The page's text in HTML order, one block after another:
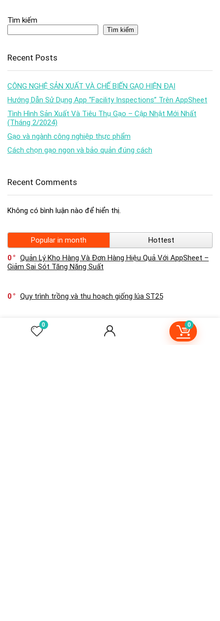
0 0
Tìm kiếm
Tìm kiếm
Recent Posts
CÔNG NGHỆ SẢN XUẤT VÀ CHẾ BIẾN GẠO HIỆN ĐẠI
Hướng Dẫn Sử Dụng App “Facility Inspections” Trên AppSheet
Tình Hình Sản Xuất Và Tiêu Thụ Gạo – Cập Nhật Mới Nhất
(Tháng 2/2024)
Gạo và ngành công nghiệp thực phẩm
Cách chọn gạo ngon và bảo quản đúng cách
Recent Comments
Không có bình luận nào để hiển thị.
Popular in month
Hottest
0
Quản Lý Kho Hàng Và Đơn Hàng Hiệu Quả Với AppSheet –
Giảm Sai Sót Tăng Năng Suất
0 Quy trình trồng và thu hoạch giống lúa ST25
Hướng Dẫn Sử Dụng App “Inventory Management” Trên
AppSheet